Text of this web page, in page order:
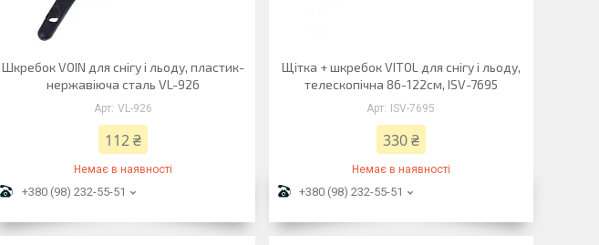
Шкребок VOIN для снігу і льоду, пластик-
нержавіюча сталь VL-926
VL-926
112 ₴
Немає в наявності
+380 (98) 232-55-51
Щітка + шкребок VITOL для снігу і льоду,
телескопічна 86-122см, ISV-7695
ISV-7695
330 ₴
Немає в наявності
+380 (98) 232-55-51